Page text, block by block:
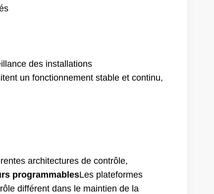
des installations
un fonctionnement stable et continu,
architectures de contrôle,
programmablesLes plateformes
différent dans le maintien de la